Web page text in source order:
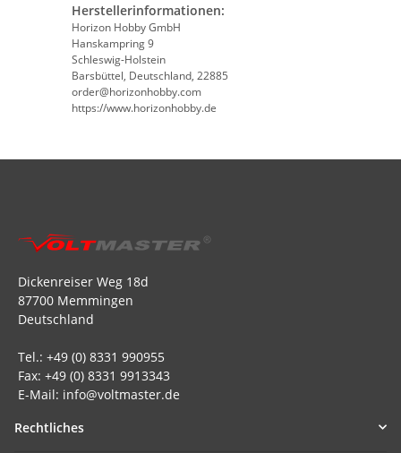
Herstellerinformationen:
Horizon Hobby GmbH
Hanskampring 9
Schleswig-Holstein
Barsbüttel, Deutschland, 22885
order@horizonhobby.com
https://www.horizonhobby.de
Dickenreiser Weg 18d
87700 Memmingen
Deutschland
Tel.: +49 (0) 8331 990955
Fax: +49 (0) 8331 9913343
E-Mail: info@voltmaster.de
Rechtliches